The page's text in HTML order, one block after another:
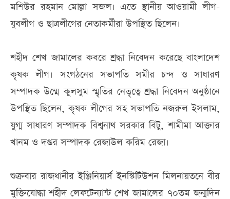
মশিউর রহমান মোল্লা সজল। এতে স্থানীয় আওয়ামী লীগ-
যুবলীগ ও ছাত্রলীগের নেতাকর্মীরা উপস্থিত ছিলেন।
শহীদ শেখ জামালের কবরে শ্রদ্ধা নিবেদন করেছে বাংলাদেশ
কৃষক লীগ। সংগঠনের সভাপতি সমীর চন্দ ও সাধারণ
সম্পাদক উম্মে কুলসুম স্মৃতির নেতৃত্বে শ্রদ্ধা নিবেদন অনুষ্ঠানে
উপস্থিত ছিলেন, কৃষক লীগের সহ সভাপতি নজরুল ইসলাম,
যুগ্ম সাধারণ সম্পাদক বিশ্বনাথ সরকার বিটু, শামীমা আক্তার
খানম ও দপ্তর সম্পাদক রেজাউল করিম রেজা।
শুক্রবার রাজধানীর ইঞ্জিনিয়ার্স ইনস্টিটিউশন মিলনায়তনে বীর
মুক্তিযোদ্ধা শহীদ লেফটেন্যান্ট শেখ জামালের ৭০তম জন্মদিন